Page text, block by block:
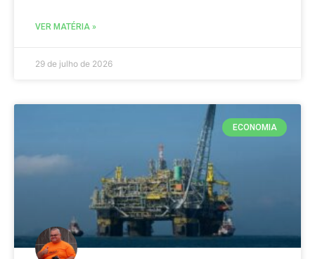
VER MATÉRIA »
29 de julho de 2026
ECONOMIA